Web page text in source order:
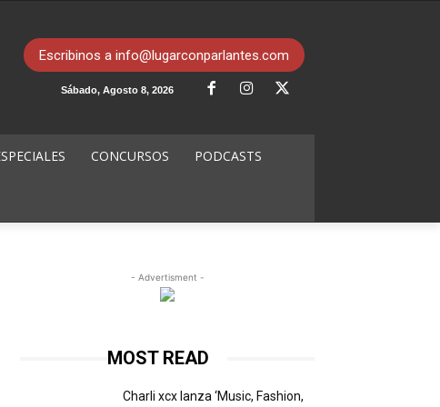
Escribinos a info@lugarconparlantes.com
Sábado, Agosto 8, 2026
CONCURSOS PODCASTS
- Advertisment -
MOST READ
Charli xcx lanza ‘Music, Fashion,